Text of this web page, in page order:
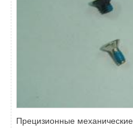
Прецизионные